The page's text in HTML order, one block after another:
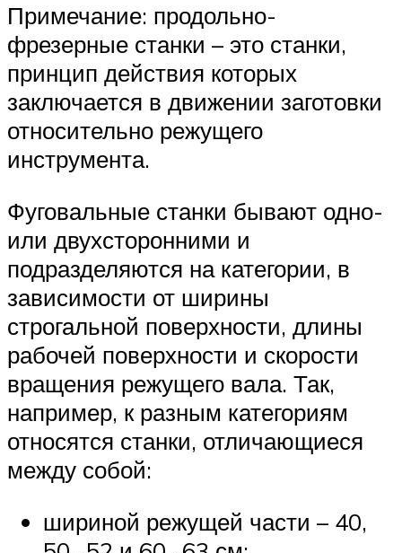
Примечание: продольно-
фрезерные станки – это станки,
принцип действия которых
заключается в движении заготовки
относительно режущего
инструмента.
Фуговальные станки бывают одно-
или двухсторонними и
подразделяются на категории, в
зависимости от ширины
строгальной поверхности, длины
рабочей поверхности и скорости
вращения режущего вала. Так,
например, к разным категориям
относятся станки, отличающиеся
между собой:
шириной режущей части – 40,